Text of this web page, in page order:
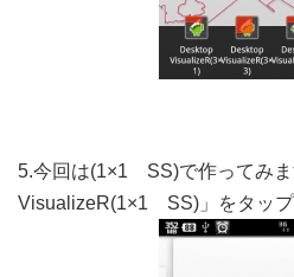
5.今回は(1×1 SS)で作ってみ
VisualizeR(1×1 SS)」をタップ